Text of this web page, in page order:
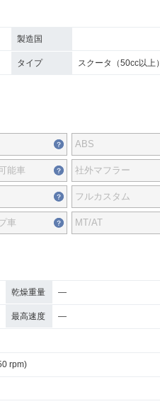
製造国
タイプ スクータ（50cc以上）
ABS
能車 社外マフラー
フルカスタム
車 MT/AT
乾燥重量 ―
最高速度 ―
rpm)